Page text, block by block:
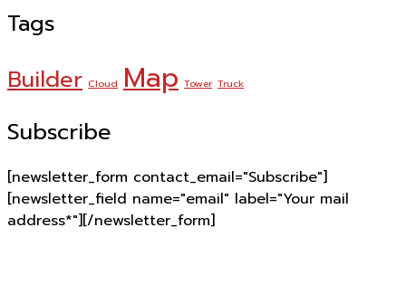
Tags
Builder Cloud Map Tower Truck
Subscribe
[newsletter_form contact_email="Subscribe"]
[newsletter_field name="email" label="Your mail
address*"][/newsletter_form]